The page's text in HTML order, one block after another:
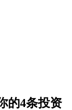
的4条投资